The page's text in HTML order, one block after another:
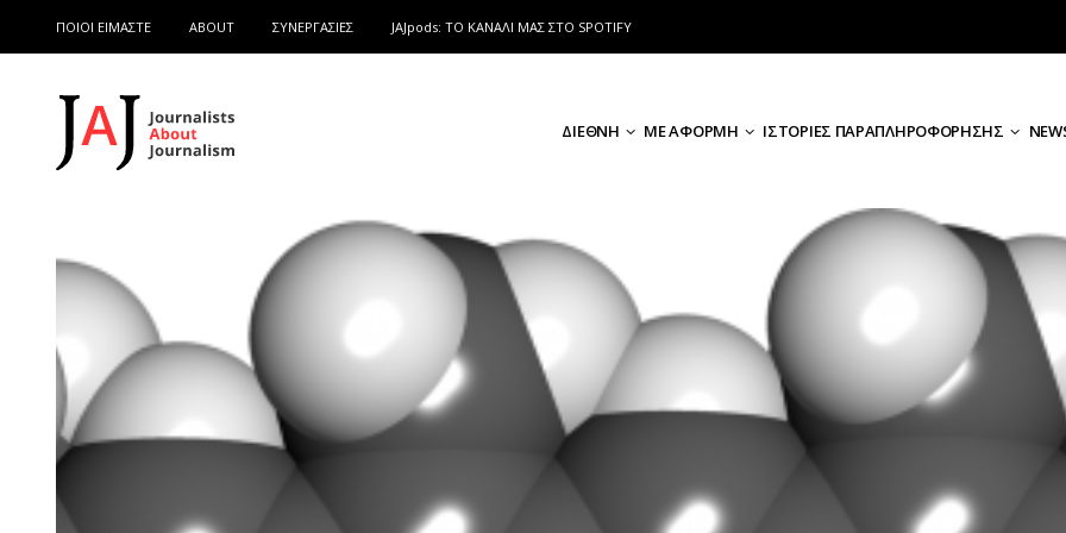
ΠΟΙΟΙ ΕΙΜΑΣΤΕ ABOUT ΣΥΝΕΡΓΑΣΙΕΣ JAJpods: TO ΚΑΝΑΛΙ ΜΑΣ ΣΤΟ SPOTIFY
ΔΙΕΘΝΗ ΜΕ ΑΦΟΡΜΗ ΙΣΤΟΡΙΕΣ ΠΑΡΑΠΛΗΡΟΦΟΡΗΣΗΣ